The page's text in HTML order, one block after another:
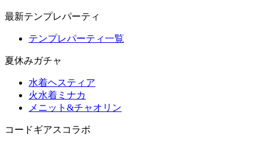
最新テンプレパーティ
テンプレパーティ一覧
夏休みガチャ
水着ヘスティア
火水着ミナカ
メニット&チャオリン
コードギアスコラボ